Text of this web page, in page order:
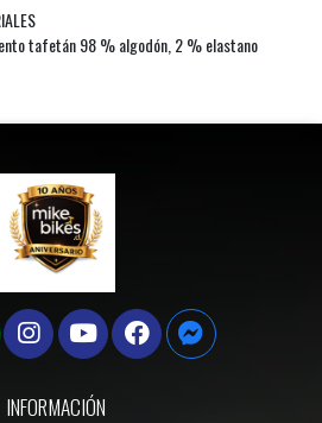
tafetán 98 % algodón, 2 % elastano
INFORMACIÓN